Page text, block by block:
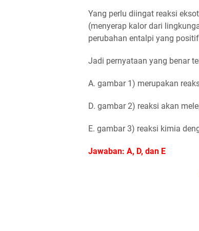
Yang perlu diingat reaksi
(menyerap kalor dari
perubahan entalpi yang
Jadi pernyataan yang benar
A. gambar 1) merupakan
D. gambar 2) reaksi akan
E. gambar 3) reaksi kimia
Jawaban: A, D, dan E